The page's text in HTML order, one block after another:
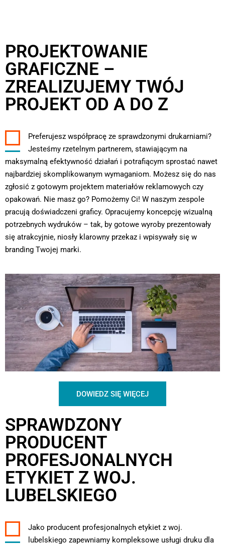
PROJEKTOWANIE
GRAFICZNE –
ZREALIZUJEMY TWÓJ
PROJEKT OD A DO Z
Preferujesz współpracę ze sprawdzonymi drukarniami?
Jesteśmy rzetelnym partnerem, stawiającym na
maksymalną efektywność działań i potrafiącym sprostać nawet
najbardziej skomplikowanym wymaganiom. Możesz się do nas
zgłosić z gotowym projektem materiałów reklamowych czy
opakowań. Nie masz go? Pomożemy Ci! W naszym zespole
pracują doświadczeni graficy. Opracujemy koncepcję wizualną
potrzebnych wydruków – tak, by gotowe wyroby prezentowały
się atrakcyjnie, niosły klarowny przekaz i wpisywały się w
branding Twojej marki.
DOWIEDZ SIĘ WIĘCEJ
SPRAWDZONY
PRODUCENT
PROFESJONALNYCH
ETYKIET Z WOJ.
LUBELSKIEGO
Jako producent profesjonalnych etykiet z woj.
lubelskiego zapewniamy kompleksowe usługi druku dla